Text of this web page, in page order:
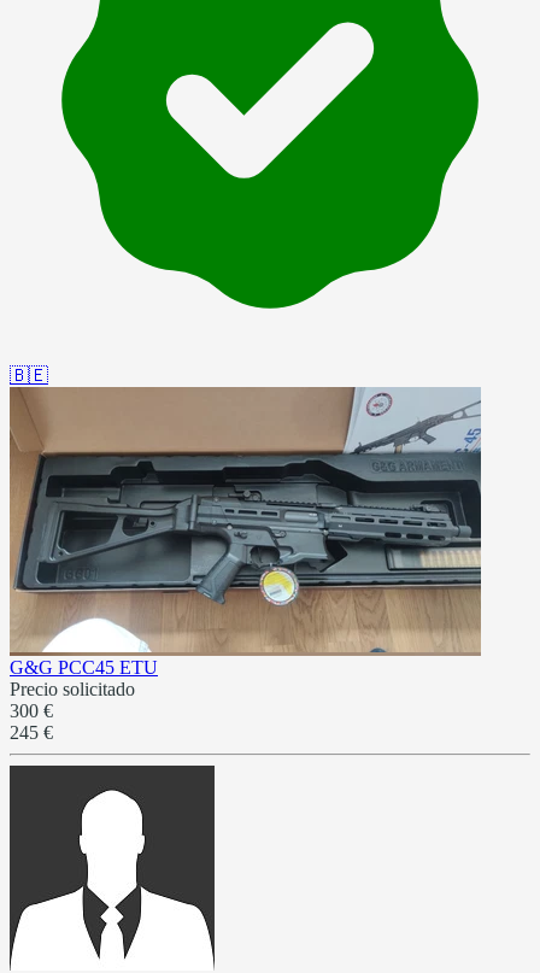
🇧🇪
G&G PCC45 ETU
Precio solicitado
300 €
245 €